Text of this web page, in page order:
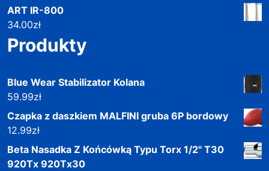
ART IR-800
34.00zł
Produkty
Blue Wear Stabilizator Kolana
59.99zł
Czapka z daszkiem MALFINI gruba 6P bordowy
12.99zł
Beta Nasadka Z Końcówką Typu Torx 1/2'' T30
920Tx 920Tx30